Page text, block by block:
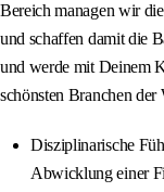
Bereich managen wir
und schaffen damit die
und werde mit Deinem
schönsten Branchen
Disziplinarische
Abwicklung einer